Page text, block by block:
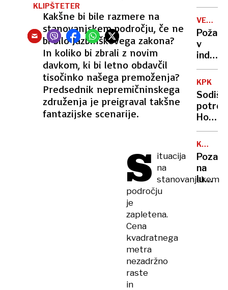
Kakšne bi bile razmere na
stanovanjskem področju, če ne
bi bilo Jazbinškovega zakona?
In koliko bi zbrali z novim
davkom, ki bi letno obdavčil
tisočinko našega premoženja?
Predsednik nepremičninskega
združenja je preigraval takšne
fantazijske scenarije.
KLIPŠTETER
S ituacija
na
stanovanjskem
področju
je
zapletena.
Cena
kvadratnega
metra
nezadržno
raste
in
na
postaji
lokal,
ker
je
»V
tega
ne
bom
VELIKA
ŠKODA
Požar
v
hali,
gasilci
rešili
dečka
KPK
Hojs
in
kršila
zakon
o
KRALJI
na